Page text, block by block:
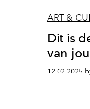
ART &
Dit is
van
12.02.2025